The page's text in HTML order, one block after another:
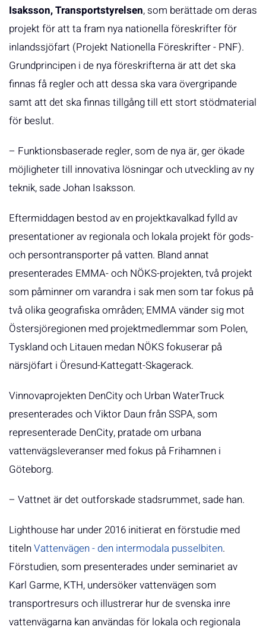
Isaksson, Transportstyrelsen, som berättade om deras
projekt för att ta fram nya nationella föreskrifter för
inlandssjöfart (Projekt Nationella Föreskrifter - PNF).
Grundprincipen i de nya föreskrifterna är att det ska
finnas få regler och att dessa ska vara övergripande
samt att det ska finnas tillgång till ett stort stödmaterial
för beslut.
– Funktionsbaserade regler, som de nya är, ger ökade
möjligheter till innovativa lösningar och utveckling av ny
teknik, sade Johan Isaksson.
Eftermiddagen bestod av en projektkavalkad fylld av
presentationer av regionala och lokala projekt för gods-
och persontransporter på vatten. Bland annat
presenterades EMMA- och NÖKS-projekten, två projekt
som påminner om varandra i sak men som tar fokus på
två olika geografiska områden; EMMA vänder sig mot
Östersjöregionen med projektmedlemmar som Polen,
Tyskland och Litauen medan NÖKS fokuserar på
närsjöfart i Öresund-Kattegatt-Skagerack.
Vinnovaprojekten DenCity och Urban WaterTruck
presenterades och Viktor Daun från SSPA, som
representerade DenCity, pratade om urbana
vattenvägsleveranser med fokus på Frihamnen i
Göteborg.
– Vattnet är det outforskade stadsrummet, sade han.
Lighthouse har under 2016 initierat en förstudie med
titelnVattenvägen - den intermodala pusselbiten.
Förstudien, som presenterades under seminariet av
Karl Garme, KTH, undersöker vattenvägen som
transportresurs och illustrerar hur de svenska inre
vattenvägarna kan användas för lokala och regionala